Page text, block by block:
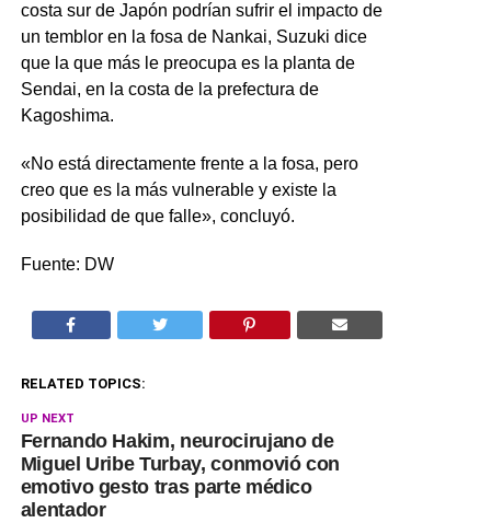
costa sur de Japón podrían sufrir el impacto de
un temblor en la fosa de Nankai, Suzuki dice
que la que más le preocupa es la planta de
Sendai, en la costa de la prefectura de
Kagoshima.
«No está directamente frente a la fosa, pero
creo que es la más vulnerable y existe la
posibilidad de que falle», concluyó.
Fuente: DW
RELATED TOPICS:
UP NEXT
Fernando Hakim, neurocirujano de
Miguel Uribe Turbay, conmovió con
emotivo gesto tras parte médico
alentador